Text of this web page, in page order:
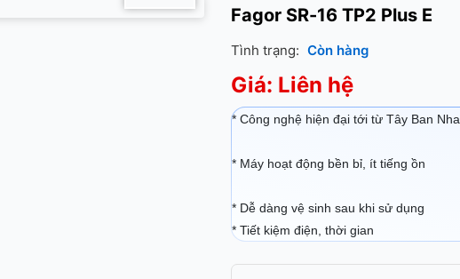
Fagor SR-16 TP2 Plus E
Tình trạng: Còn hàng
Giá: Liên hệ
* Công nghệ hiện đại tới từ Tây Ban Nha
* Máy hoạt động bền bỉ, ít tiếng ồn
* Dễ dàng vệ sinh sau khi sử dụng
* Tiết kiệm điện, thời gian